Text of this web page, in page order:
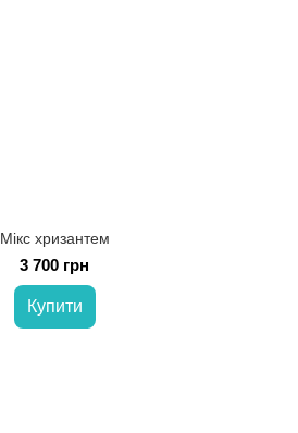
Мікс хризантем
3 700 грн
Купити